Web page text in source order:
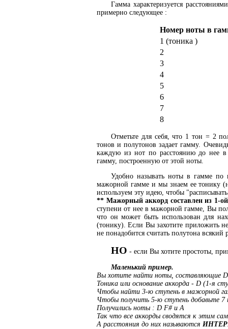
Гамма характеризуется
примерно следующее :
Номер ноты в
1 (тоника )
2
3
4
5
6
7
8
Отметьте для себя, что 1 тон = 2
тонов и полутонов задает гамму.
каждую из нот по расстоянию до нее
гамму, построенную от этой ноты.
Удобно называть ноты в гамме
мажорной гамме и мы знаем ее тонику
используем эту идею, чтобы
** Мажорный аккорд составлен из 1-
ступени от нее в мажорной гамме, Вы
что он может быть использован для
(тонику). Если Вы захотите приложить
не понадобится считать полутона
НО - если Вы хотите простоты,
Маленький пример.
Вы хотите найти ноты, составляющие
Тоника или основание аккорда - D (1-я
Чтобы найти 3-ю ступень в мажорной
Чтобы получить 5-ю ступень добавьте 7
Получились ноты : D F# и A
Так что все аккорды сводятся к этим
А расстояния до них называются